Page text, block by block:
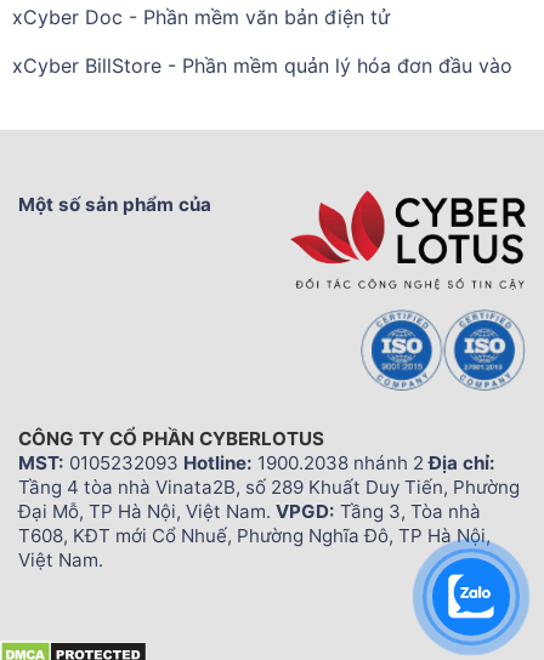
xCyber Doc - Phần mềm văn bản điện tử
xCyber BillStore - Phần mềm quản lý hóa đơn đầu vào
Một số sản phẩm của
CÔNG TY CỔ PHẦN CYBERLOTUS
MST: 0105232093 Hotline: 1900.2038 nhánh 2Địa chỉ:
Tầng 4 tòa nhà Vinata2B, số 289 Khuất Duy Tiến, Phường
Đại Mỗ, TP Hà Nội, Việt Nam. VPGD: Tầng 3, Tòa nhà
T608, KĐT mới Cổ Nhuế, Phường Nghĩa Đô, TP Hà Nội,
Việt Nam.